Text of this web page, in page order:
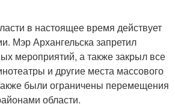
в настоящее время действует
Мэр Архангельска запретил
мероприятий, а также закрыл все
и другие места массового
были ограничены перемещения
области.